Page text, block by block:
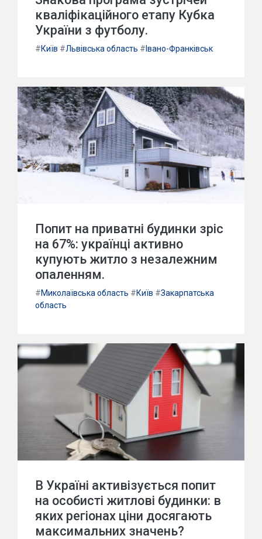
кваліфікаційного етапу Кубка
України з футболу.
#Київ #Львівська область # Івано-Франківськ
Попит на приватні будинки зріс
на 67%: українці активно
купують житло з незалежним
опаленням.
#Миколаївська область #Київ #Закарпатська
область
В Україні активізується попит
на особисті житлові будинки: в
яких регіонах ціни досягають
максимальних значень?